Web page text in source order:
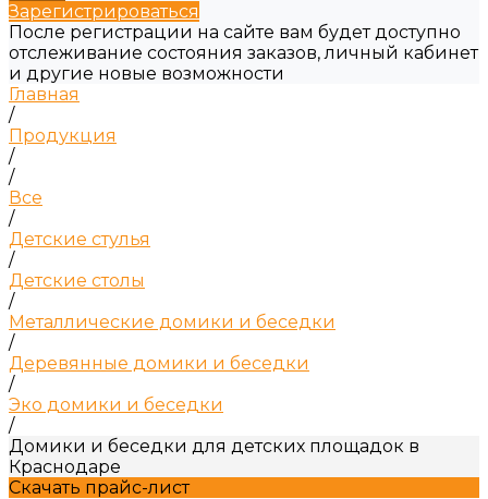
Зарегистрироваться
После регистрации на сайте вам будет доступно
отслеживание состояния заказов, личный кабинет
и другие новые возможности
Главная
/
Продукция
/
/
Все
/
Детские стулья
/
Детские столы
/
Металлические домики и беседки
/
Деревянные домики и беседки
/
Эко домики и беседки
/
Домики и беседки для детcких площадок в
Краснодаре
Скачать прайс-лист